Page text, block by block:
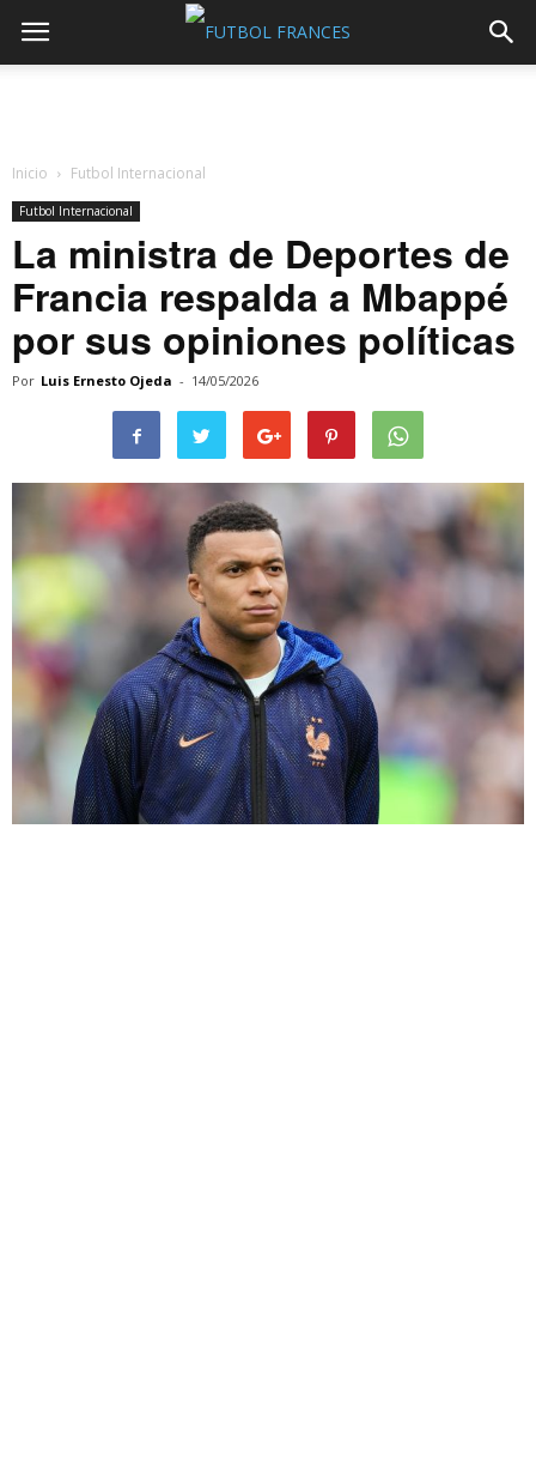
Inicio Futbol Internacional
Futbol Internacional
La ministra de Deportes de
Francia respalda a Mbappé
por sus opiniones políticas
Por Luis Ernesto Ojeda - 14/05/2026